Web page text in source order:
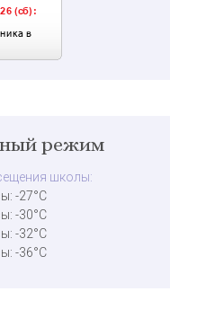
режим
школы:
-27°C
-30°C
-32°C
-36°C